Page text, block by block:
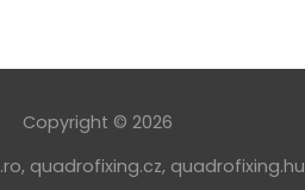
Copyright © 2026
, quadrofixing.cz, quadrofixing.hu